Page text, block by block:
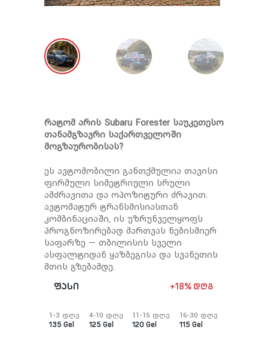
რატომ არის Subaru Forester საუკეთესო
თანამგზავრი საქართველოში
მოგზაურობისას?
ეს ავტომობილი განთქმულია თავისი
ფირმული სიმეტრიული სრული
ამძრავითა და ოპოზიტური ძრავით.
ავტომატურ ტრანსმისიასთან
კომბინაციაში, ის უზრუნველყოფს
პროგნოზირებად მართვას ნებისმიერ
საფარზე — თბილისის სველი
ასფალტიდან ყაზბეგისა და სვანეთის
მთის გზებამდე.
ფასი
1-3 დღე
135 Gel
4-10 დღე
125 Gel
11-15 დღე
120 Gel
16-30 დღე
115 Gel
+18% დღგ